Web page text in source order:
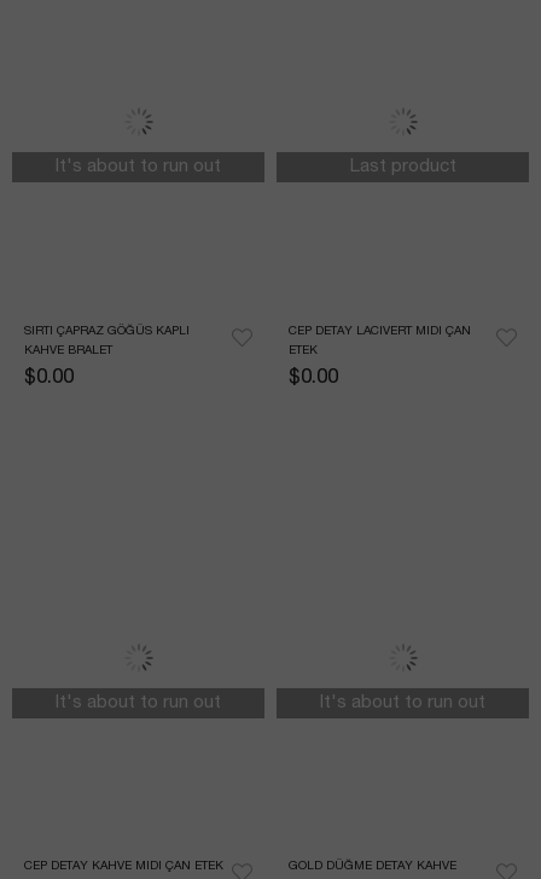
SIRTI ÇAPRAZ GÖĞÜS KAPLI
KAHVE BRALET
$0.00
It's about to run out
CEP DETAY LACIVERT MIDI ÇAN
ETEK
$0.00
Last product
CEP DETAY KAHVE MIDI ÇAN ETEK
It's about to run out
GOLD DÜĞME DETAY KAHVE
It's about to run out